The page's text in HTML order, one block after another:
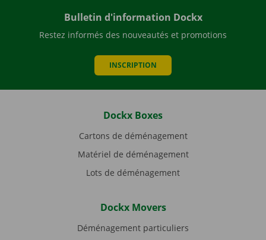
Bulletin d'information Dockx
Restez informés des nouveautés et promotions
INSCRIPTION
Dockx Boxes
Cartons de déménagement
Matériel de déménagement
Lots de déménagement
Dockx Movers
Déménagement particuliers